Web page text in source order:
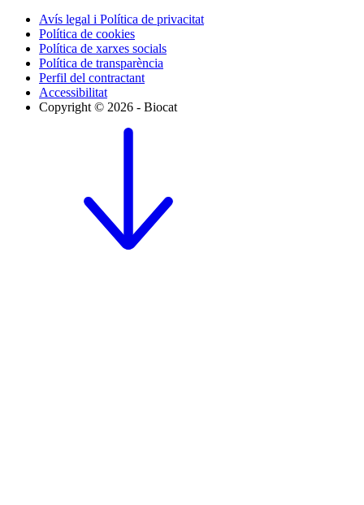
Avís legal i Política de privacitat
Política de cookies
Política de xarxes socials
Política de transparència
Perfil del contractant
Accessibilitat
Copyright © 2026 - Biocat